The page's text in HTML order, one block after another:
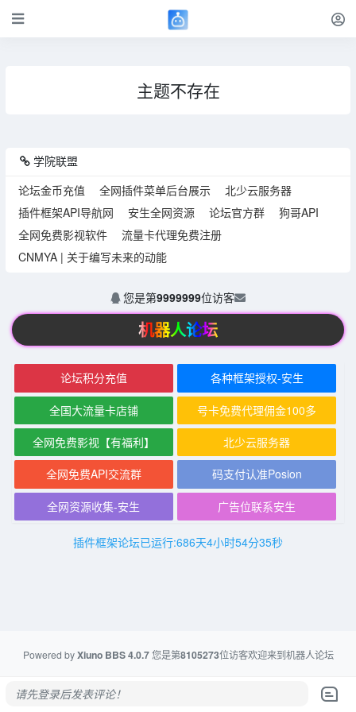
主题不存在
学院联盟
论坛金币充值
全网插件菜单后台展示
北少云服务器
插件框架API导航网
安生全网资源 论坛官方群
狗哥API
全网免费影视软件
流量卡代理免费注册
CNMYA | 关于编写未来的动能
您是第9999999位访客
机器人论坛
论坛积分充值 各种框架授权-安生
全国大流量卡店铺 号卡免费代理佣金100多
全网免费影视【有福利】 北少云服务器
全网免费API交流群 码支付认准Posion
全网资源收集-安生 广告位联系安生
插件框架论坛已运行:686天4小时54分35秒
Powered byXiuno BBS4.0.7 您是第8105273位访客欢迎来到机器人论坛
请先登录后发表评论！